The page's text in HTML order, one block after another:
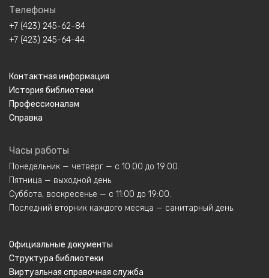
Телефоны
+7 (423) 245-62-84
+7 (423) 245-64-44
Контактная информация
История библиотеки
Профессионалам
Справка
Часы работы
Понедельник — четверг — с 10:00 до 19:00.
Пятница — выходной день.
Суббота, воскресенье — с 11:00 до 19:00.
Последний вторник каждого месяца — санитарный день.
Официальные документы
Структура библиотеки
Виртуальная справочная служба